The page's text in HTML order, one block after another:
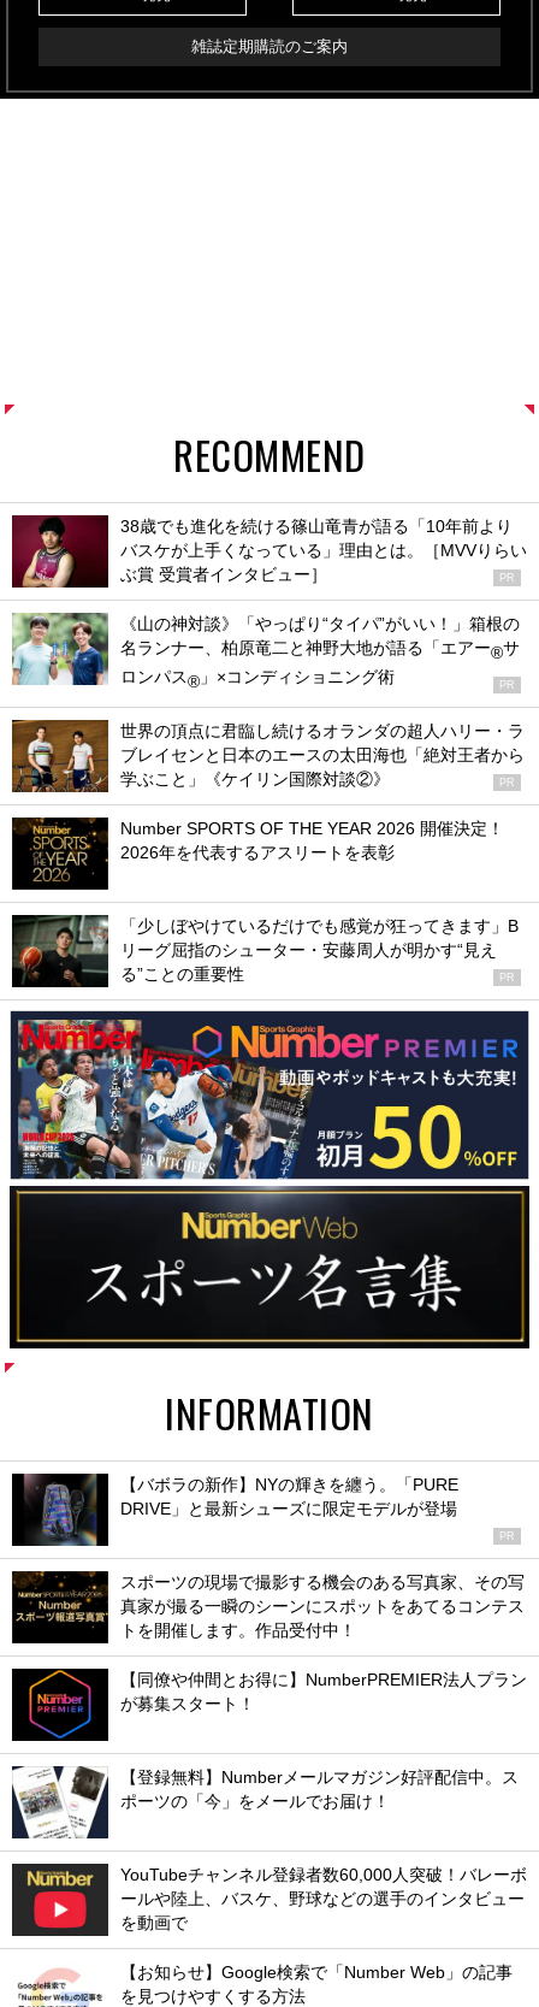
雑誌定期購読のご案内
RECOMMEND
38歳でも進化を続ける篠山竜青が語る「10年前より
バスケが上手くなっている」理由とは。［MVVりらい
ぶ賞 受賞者インタビュー］
PR
《山の神対談》「やっぱり“タイパ”がいい！」箱根の
名ランナー、柏原竜二と神野大地が語る「エアー®サ
ロンパス® 」×コンディショニング術 PR
世界の頂点に君臨し続けるオランダの超人ハリー・ラ
ブレイセンと日本のエースの太田海也「絶対王者から
学ぶこと」《ケイリン国際対談②》
PR
Number SPORTS OF THE YEAR 2026 開催決定！
2026年を代表するアスリートを表彰
「少しぼやけているだけでも感覚が狂ってきます」B
リーグ屈指のシューター・安藤周人が明かす“見え
る”ことの重要性
PR
INFORMATION
【バボラの新作】NYの輝きを纏う。「PURE
DRIVE」と最新シューズに限定モデルが登場
PR
スポーツの現場で撮影する機会のある写真家、その写
真家が撮る一瞬のシーンにスポットをあてるコンテス
トを開催します。作品受付中！
【同僚や仲間とお得に】NumberPREMIER法人プラン
が募集スタート！
【登録無料】Numberメールマガジン好評配信中。ス
ポーツの「今」をメールでお届け！
YouTubeチャンネル登録者数60,000人突破！バレーボ
ールや陸上、バスケ、野球などの選手のインタビュー
を動画で
【お知らせ】Google検索で「Number Web」の記事
を見つけやすくする方法